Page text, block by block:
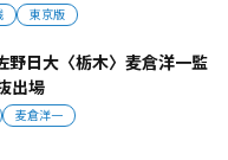
東京版
野日大〈栃木〉麦倉洋一監
出場
麦倉洋一